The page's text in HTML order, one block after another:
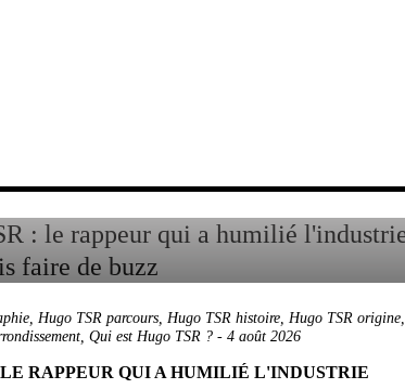
, Hugo TSR parcours, Hugo TSR histoire, Hugo TSR origine,
, Qui est Hugo TSR ? - 4 août 2026
RAPPEUR QUI A HUMILIÉ L'INDUSTRIE